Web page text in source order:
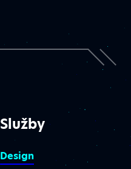
Služby
Design